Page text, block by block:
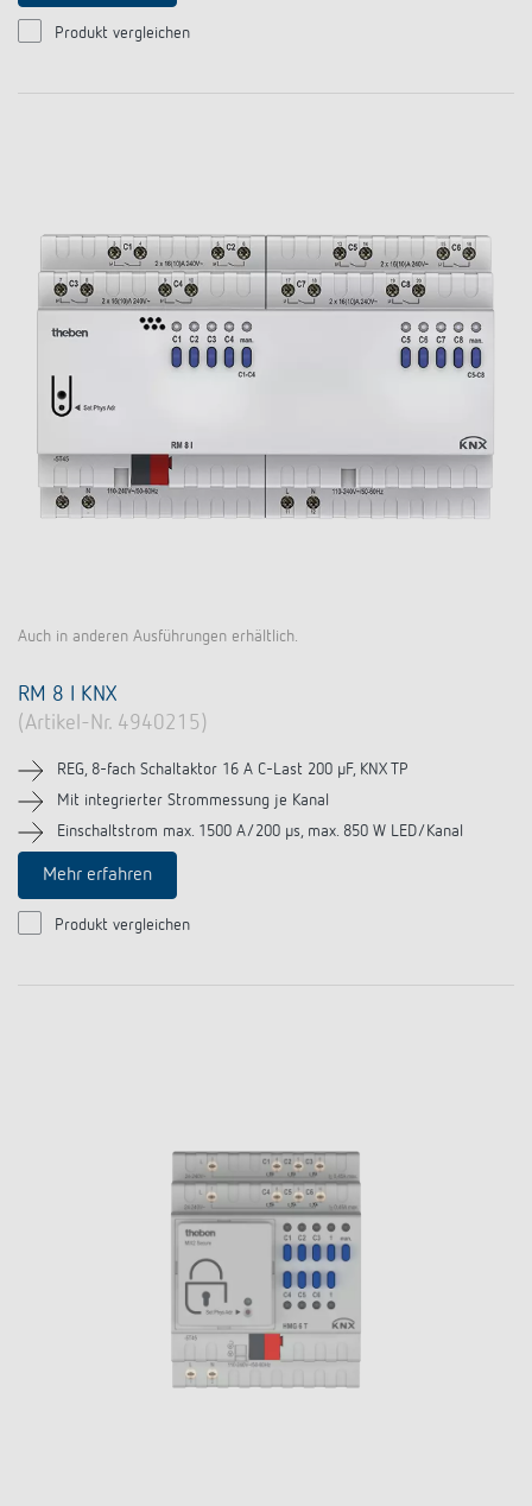
Produkt vergleichen
Auch in anderen Ausführungen erhältlich.
RM 8 I KNX
(Artikel-Nr. 4940215)
REG, 8-fach Schaltaktor 16 A C-Last 200 µF, KNX TP
Mit integrierter Strommessung je Kanal
Einschaltstrom max. 1500 A/200 µs, max. 850 W LED/Kanal
Mehr erfahren
Produkt vergleichen